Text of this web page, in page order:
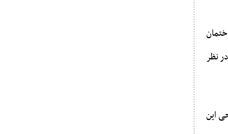
نظر
این